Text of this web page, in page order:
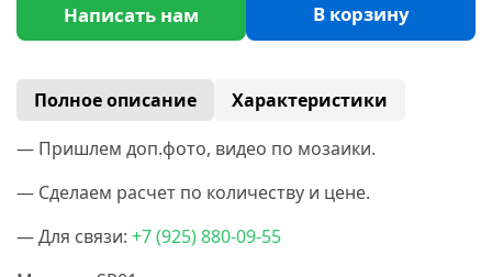
Написать нам В корзину
Полное описание
Характеристики
— Пришлем доп.фото, видео по мозаики.
— Сделаем расчет по количеству и цене.
— Для связи: +7(925) 880-09-55